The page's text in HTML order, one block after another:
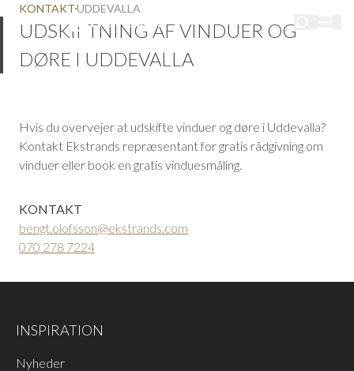
KONTAKTUDDEVALLA
UDSKIFTNING AF VINDUER OG
DØRE I UDDEVALLA
Hvis du overvejer at udskifte vinduer og døre i Uddevalla?
Kontakt Ekstrands repræsentant for gratis rådgivning om
vinduer eller book en gratis vinduesmåling.
KONTAKT
bengt.olofsson@ekstrands.com
070 278 7224
INSPIRATION
Nyheder